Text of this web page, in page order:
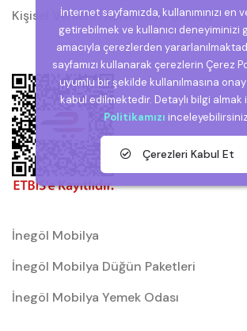
Kişisel Verilerin Korunması (KVKK)
İnegöl Mobilya
İnegöl Mobilya Düğün Paketleri
İnegöl Mobilya Yemek Odası
İnternet sayfamızda, kullanımınızı en
getirebilmek ve kullanıcı deneyiminizi
amacıyla çerezlerden
sayfamızı kullanarak çerezlerin Çerez
uyumlu bir şekilde kullanılmasına
kabul edilmektedir. Detaylı bilgi almak
Politikamızı
Çerezleri Kabul Et